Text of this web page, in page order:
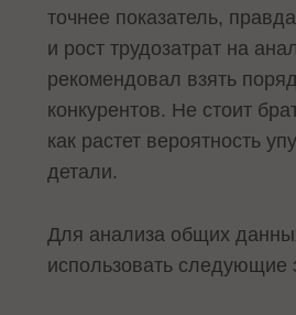
точнее показатель,
и рост трудозатрат на
рекомендовал взять
конкурентов. Не стоит
как растет вероятность
детали.
Для анализа общих
использовать следующие